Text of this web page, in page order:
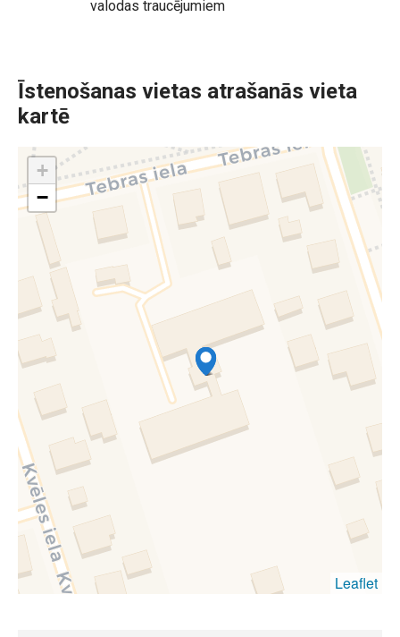
valodas traucējumiem
Īstenošanas vietas atrašanās vieta
kartē
+
−
Leaflet